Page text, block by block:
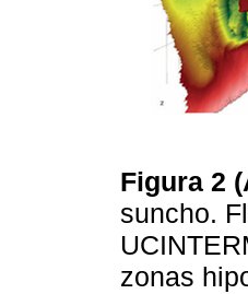
Figura 2
suncho.
zonas